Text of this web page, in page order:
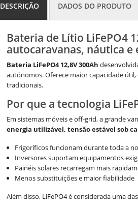
DESCRIÇÃO DADOS DO PRODUTO
Bateria de Lítio LiFePO4
autocaravanas, náutica e
Bateria LiFePO4 12,8V 300Ah
autónomos. Oferece maior capacidade
tradicionais.
Por que a tecnologia
Em sistemas móveis e off-grid, a grande
energia utilizável, tensão estável sob
Frigoríficos funcionam durante toda a
Inversores suportam equipamentos
Painéis solares recarregam mais
Menos substituições e maior fiabilidade
Além disso, LiFePO4 é considerada uma